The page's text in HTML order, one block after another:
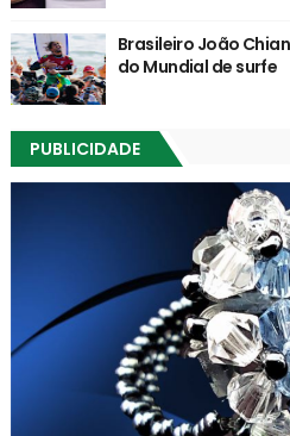
Brasileiro João
do Mundial de surfe
PUBLICIDADE